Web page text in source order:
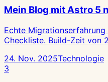
Mein Blog mit Astro 5
Echte
Checkliste. Build-Zeit von
24. Nov. 2025Technologie
3